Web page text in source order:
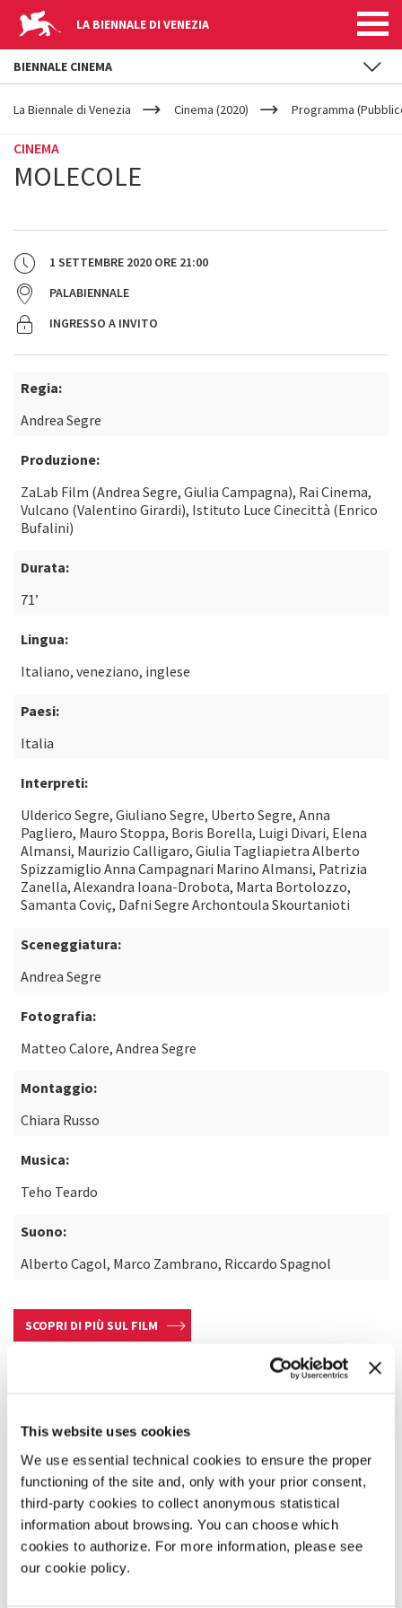
This website uses cookies
We use essential technical cookies to ensure the proper
functioning of the site and, only with your prior consent,
third-party cookies to collect anonymous statistical
information about browsing. You can choose which
cookies to authorize. For more information, please see
our cookie policy.
LA BIENNALE DI VENEZIA
YOUR
ARE
La Biennale di Venezia Cinema (2020) Programma
CINEMA
MOLECOLE
1 SETTEMBRE 2020 ORE 21:00
PALABIENNALE
INGRESSO A INVITO
Regia:
Andrea Segre
Produzione:
ZaLab Film (Andrea Segre, Giulia Campagna), Rai Cinema,
Vulcano (Valentino Girardi), Istituto Luce Cinecittà (Enrico
Bufalini)
Durata:
71’
Lingua:
Italiano, veneziano, inglese
Paesi:
Italia
Interpreti:
Ulderico Segre, Giuliano Segre, Uberto Segre, Anna
Pagliero, Mauro Stoppa, Boris Borella, Luigi Divari, Elena
Almansi, Maurizio Calligaro, Giulia Tagliapietra Alberto
Spizzamiglio Anna Campagnari Marino Almansi, Patrizia
Zanella, Alexandra Ioana-Drobota, Marta Bortolozzo,
Samanta Coviç, Dafni Segre Archontoula Skourtanioti
Sceneggiatura:
Andrea Segre
Fotografia:
Matteo Calore, Andrea Segre
Montaggio:
Chiara Russo
Musica:
Teho Teardo
Suono:
Alberto Cagol, Marco Zambrano, Riccardo Spagnol
SCOPRI DI PIÙ SUL FILM
BIENNALE CINEMA